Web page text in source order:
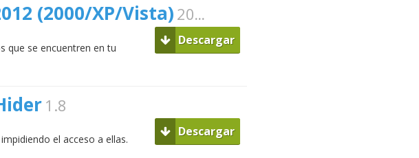
(2000/XP/Vista)2012 4.4.3
que se encuentren en tu
Descargar
1.8
el acceso a ellas.
Descargar